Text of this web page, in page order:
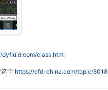
dyfluid.com/class.html
个 https://cfd-china.com/topic/8018